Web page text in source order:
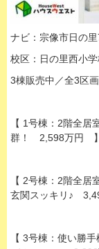
ナビ：宗像市日の
校区：日の里西小
3棟販売中／全3区
【 1号棟：2階全居
群！ 2,598万円 】
【 2号棟：2階全
玄関スッキリ♪
【 3号棟：使い勝